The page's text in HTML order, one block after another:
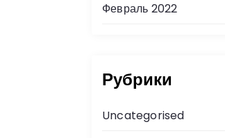
Февраль 2022
Рубрики
Uncategorised